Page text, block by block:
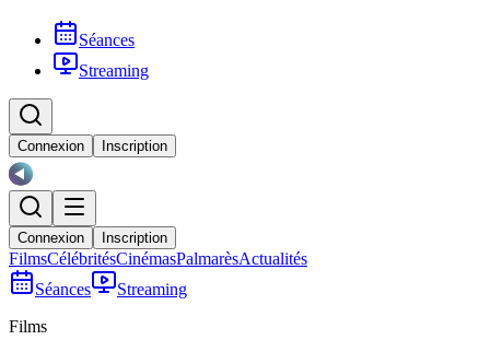
Séances
Streaming
Connexion Inscription
Connexion Inscription
FilmsCélébritésCinémasPalmarèsActualités
Séances
Streaming
Films